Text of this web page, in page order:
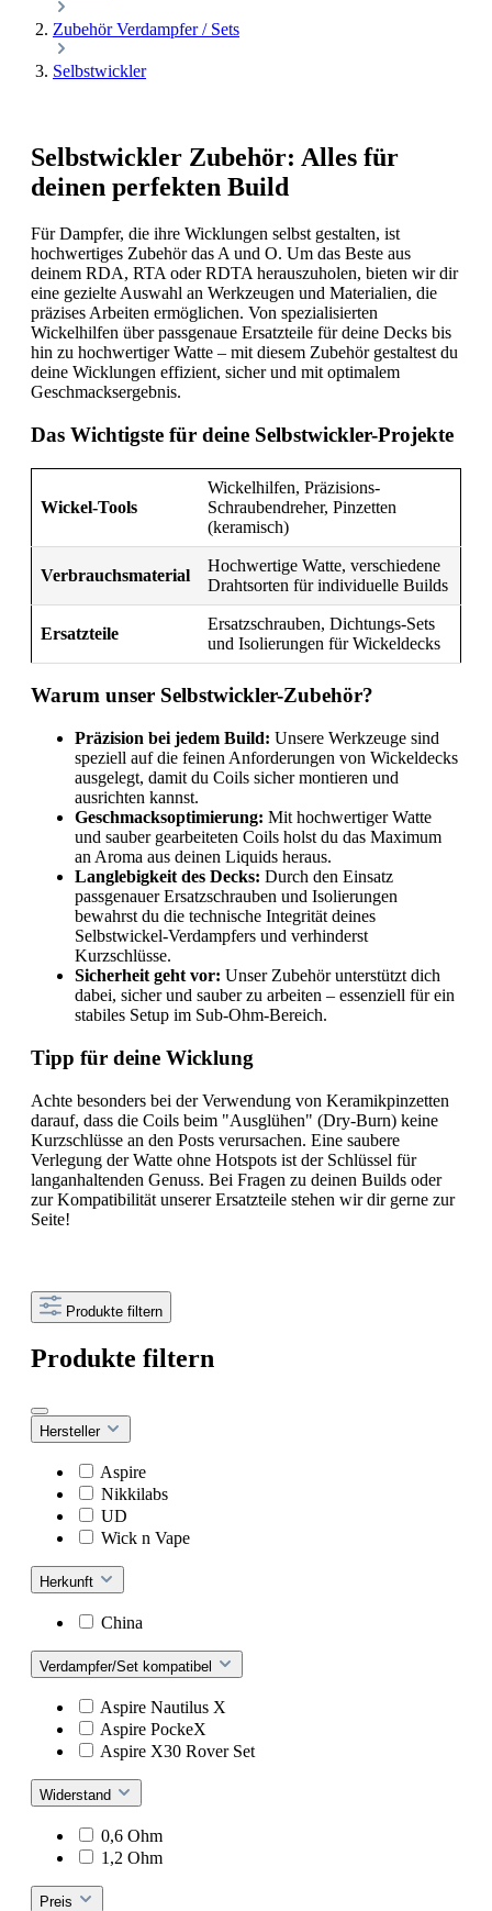
Zubehör Verdampfer / Sets
Selbstwickler
Selbstwickler Zubehör: Alles für
deinen perfekten Build
Für Dampfer, die ihre Wicklungen selbst gestalten, ist
hochwertiges Zubehör das A und O. Um das Beste aus
deinem RDA, RTA oder RDTA herauszuholen, bieten wir dir
eine gezielte Auswahl an Werkzeugen und Materialien, die
präzises Arbeiten ermöglichen. Von spezialisierten
Wickelhilfen über passgenaue Ersatzteile für deine Decks bis
hin zu hochwertiger Watte – mit diesem Zubehör gestaltest du
deine Wicklungen effizient, sicher und mit optimalem
Geschmacksergebnis.
Das Wichtigste für deine Selbstwickler-Projekte
Wickel-Tools
Wickelhilfen, Präzisions-
Schraubendreher, Pinzetten
(keramisch)
Verbrauchsmaterial
Hochwertige Watte, verschiedene
Drahtsorten für individuelle Builds
Ersatzteile
Ersatzschrauben, Dichtungs-Sets
und Isolierungen für Wickeldecks
Warum unser Selbstwickler-Zubehör?
Präzision bei jedem Build: Unsere Werkzeuge sind
speziell auf die feinen Anforderungen von Wickeldecks
ausgelegt, damit du Coils sicher montieren und
ausrichten kannst.
Geschmacksoptimierung: Mit hochwertiger Watte
und sauber gearbeiteten Coils holst du das Maximum
an Aroma aus deinen Liquids heraus.
Langlebigkeit des Decks: Durch den Einsatz
passgenauer Ersatzschrauben und Isolierungen
bewahrst du die technische Integrität deines
Selbstwickel-Verdampfers und verhinderst
Kurzschlüsse.
Sicherheit geht vor: Unser Zubehör unterstützt dich
dabei, sicher und sauber zu arbeiten – essenziell für ein
stabiles Setup im Sub-Ohm-Bereich.
Tipp für deine Wicklung
Achte besonders bei der Verwendung von Keramikpinzetten
darauf, dass die Coils beim "Ausglühen" (Dry-Burn) keine
Kurzschlüsse an den Posts verursachen. Eine saubere
Verlegung der Watte ohne Hotspots ist der Schlüssel für
langanhaltenden Genuss. Bei Fragen zu deinen Builds oder
zur Kompatibilität unserer Ersatzteile stehen wir dir gerne zur
Seite!
Produkte filtern
Produkte filtern
Hersteller
Aspire
Nikkilabs
UD
Wick n Vape
Herkunft
China
Verdampfer/Set kompatibel
Aspire Nautilus X
Aspire PockeX
Aspire X30 Rover Set
Widerstand
0,6 Ohm
1,2 Ohm
Preis